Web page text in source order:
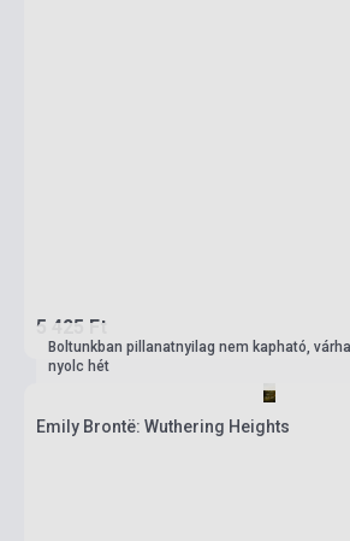
5 425 Ft
Boltunkban pillanatnyilag nem kapható,
nyolc hét
Emily Brontë: Wuthering Heights